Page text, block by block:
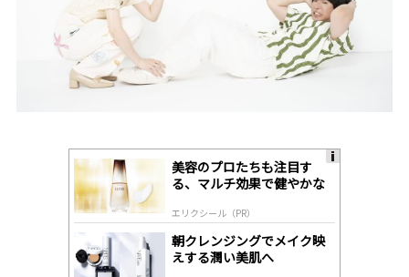
美容のプロたちも注目す
る、マルチ効果で健やかな
エリクシール（PR）
朝クレンジングでメイク映
えする潤い美肌へ